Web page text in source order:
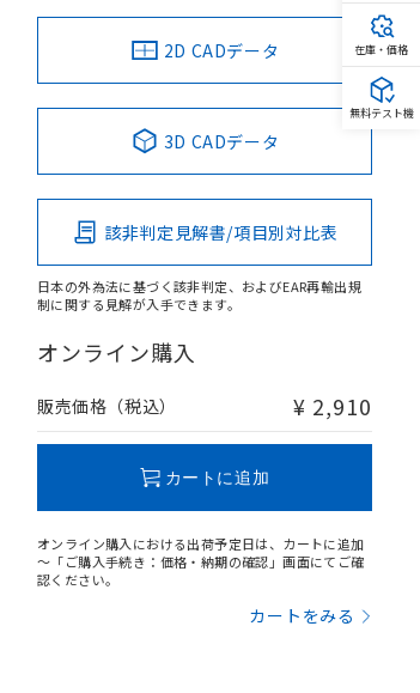
2D CADデータ
3D CADデータ
該非判定見解書/項目別対比表
日本の外為法に基づく該非判定、およびEAR再輸出規
制に関する見解が入手できます。
オンライン購入
販売価格（税込） ¥ 2,910
カートに追加
オンライン購入における出荷予定日は、カートに追加
～「ご購入手続き：価格・納期の確認」画面にてご確
認ください。
カートをみる
在庫・価格
無料テスト機